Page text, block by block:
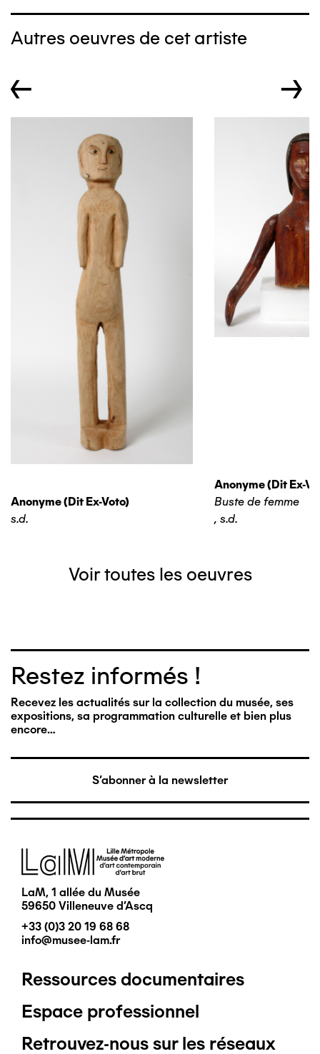
Autres oeuvres de cet artiste
← →
Anonyme (dit Ex-Voto)
s.d.
Anonyme (dit Ex-
Buste de femme
, s.d.
Voir toutes les oeuvres
Restez informés !
Recevez les actualités sur la collection du musée, ses
expositions, sa programmation culturelle et bien plus
encore…
S'abonner à la newsletter
Image
LaM, 1 allée du Musée
59650 Villeneuve d'Ascq
+33 (0)3 20 19 68 68
info@musee-lam.fr
Pied
de
Ressources documentaires
Espace professionnel
Retrouvez-nous sur les réseaux